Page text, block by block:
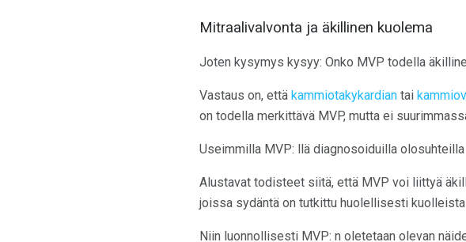
Mitraalivalvonta ja äkillinen kuolema
Joten kysymys kysyy: Onko MVP todella
Vastaus on, että kammiotakykardian tai
on todella merkittävä MVP, mutta ei
Useimmilla MVP: llä diagnosoiduilla
Alustavat todisteet siitä, että MVP voi liittyä
joissa sydäntä on tutkittu huolellisesti
Niin luonnollisesti MVP: n oletetaan olevan